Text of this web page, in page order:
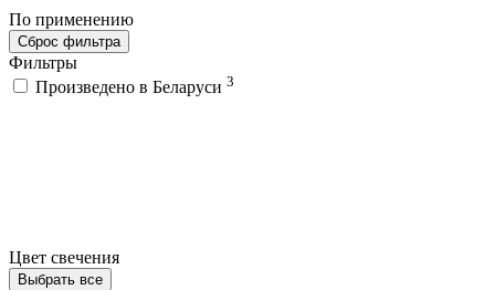
По применению
Сброс фильтра
Фильтры
Произведено в Беларуси 3
Цвет свечения
Выбрать все